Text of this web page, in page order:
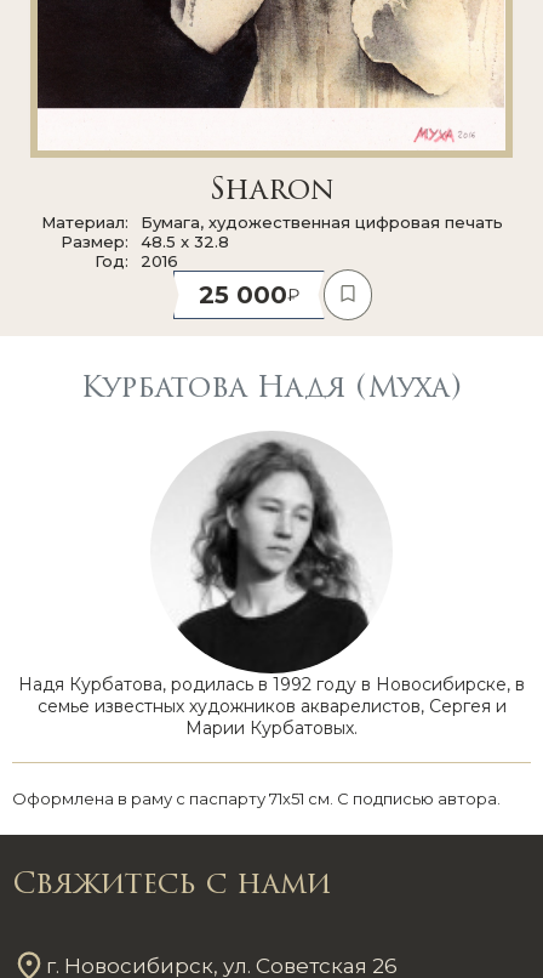
Sharon
Материал
Бумага, художественная цифровая печать
Размер
48.5 x 32.8
Год
2016
25 000
Курбатова Надя (Муха)
Надя Курбатова, родилась в 1992 году в Новосибирске, в
семье известных художников акварелистов, Сергея и
Марии Курбатовых.
Оформлена в раму с паспарту 71х51 см. С подписью автора.
Свяжитесь с нами
г. Новосибирск, ул. Советская 26